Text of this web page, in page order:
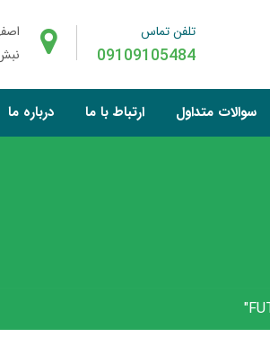
تلفن تماس
09109105484
سوالات متداول ارتباط با ما درباره ما